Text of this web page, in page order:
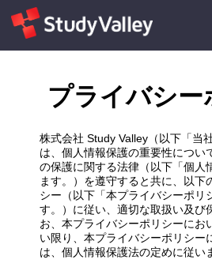
プライバシー
株式会社 Study Valley（以下「当
は、個人情報保護の重要性につい
の保護に関する法律（以下「個人
ます。）を遵守すると共に、以下
シー（以下「本プライバシーポリ
す。）に従い、適切な取扱い及び
お、本プライバシーポリシーにお
い限り、本プライバシーポリシー
は、個人情報保護法の定めに従い